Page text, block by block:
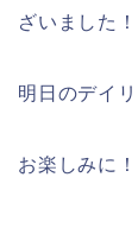
ざいました！
明日のデイ
お楽しみに！